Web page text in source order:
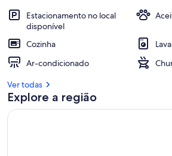
Estacionamento no local
disponível
Cozinha
Ar-condicionado
Ver todas
Explore a região